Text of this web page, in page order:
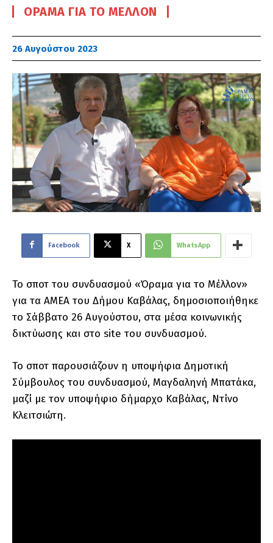
ΌΡΑΜΑ ΓΙΑ ΤΟ ΜΈΛΛΟΝ
26 Αυγούστου 2023
Facebook X WhatsApp
Το σποτ του συνδυασμού «Όραμα για το Μέλλον»
για τα ΑΜΕΑ του Δήμου Καβάλας, δημοσιοποιήθηκε
το Σάββατο 26 Αυγούστου, στα μέσα κοινωνικής
δικτύωσης και στο site του συνδυασμού.
Το σποτ παρουσιάζουν η υποψήφια Δημοτική
Σύμβουλος του συνδυασμού, Μαγδαληνή Μπατάκα,
μαζί με τον υποψήφιο δήμαρχο Καβάλας, Ντίνο
Κλειτσιώτη.